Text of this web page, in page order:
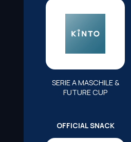
SERIE A MASCHILE &
FUTURE CUP
OFFICIAL SNACK